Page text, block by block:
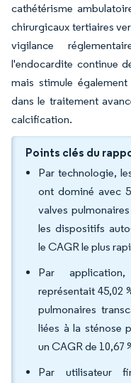
cathétérisme
chirurgicaux tertiaires
vigilance
l'endocardite continue
mais stimule
dans le traitement
calcification.
Points clés du
Par technologie,
ont dominé avec
valves
les dispositifs
le CAGR le plus
Par
représentait 45,02
pulmonaires
liées à la sténose
un CAGR de 10,67
Par utilisateur